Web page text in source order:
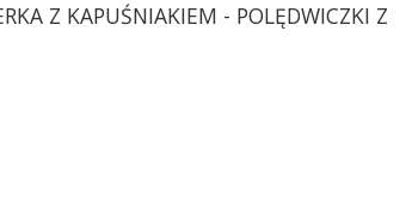
Z KAPUŚNIAKIEM - POLĘDWICZKI Z